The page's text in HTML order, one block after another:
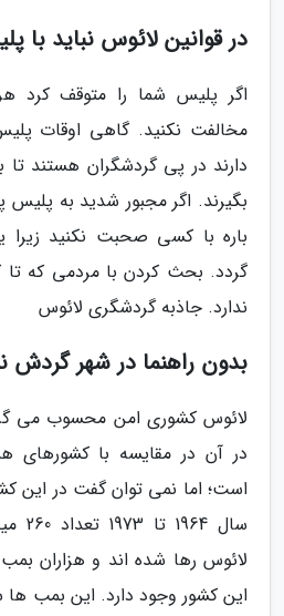
در قوانین لائوس نباید با
اگر پلیس شما را متوقف کرد
مخالفت نکنید. گاهی اوقات
دارند در پی گردشگران هستند تا
بگیرند. اگر مجبور شدید به پلیس
باره با کسی صحبت نکنید
گردد. بحث کردن با مردمی که تا
ندارد. جاذبه گردشگری لائوس
بدون راهنما در شهر گردش
لائوس کشوری امن محسوب می
در آن در مقایسه با کشورهای
است؛ اما نمی توان گفت در این
لائوس رها شده اند و هزاران
این کشور وجود دارد. این بمب ها